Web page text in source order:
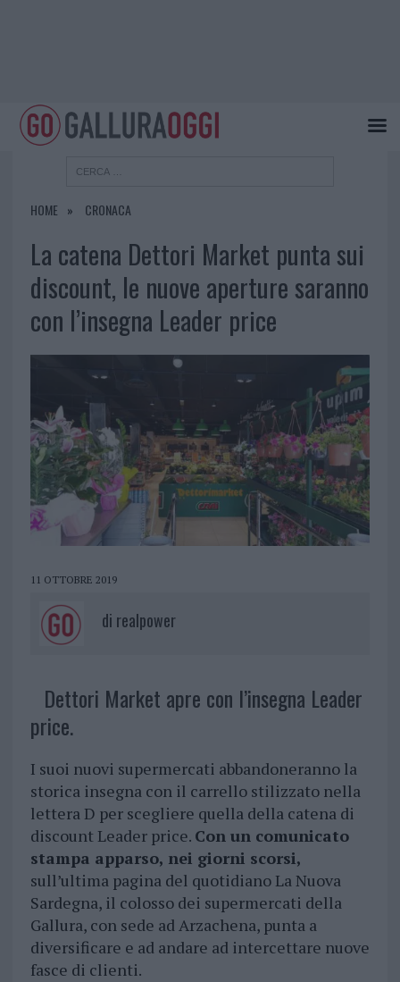
HOME CRONACA
La catena Dettori Market punta sui
discount, le nuove aperture saranno
con l’insegna Leader price
11 OTTOBRE 2019
di realpower
Dettori Market apre con l’insegna Leader
price.
I suoi nuovi supermercati abbandoneranno la
storica insegna con il carrello stilizzato nella
lettera D per scegliere quella della catena di
discount Leader price. Con un comunicato
stampa apparso, nei giorni scorsi,
sull’ultima pagina del quotidiano La Nuova
Sardegna, il colosso dei supermercati della
Gallura, con sede ad Arzachena, punta a
diversificare e ad andare ad intercettare nuove
fasce di clienti.